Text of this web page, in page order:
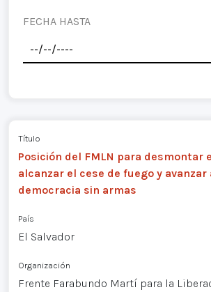
FECHA HASTA
Título
Posición del FMLN para desmontar
alcanzar el cese de fuego y avanzar
democracia sin armas
País
El Salvador
Organización
Frente Farabundo Martí para la